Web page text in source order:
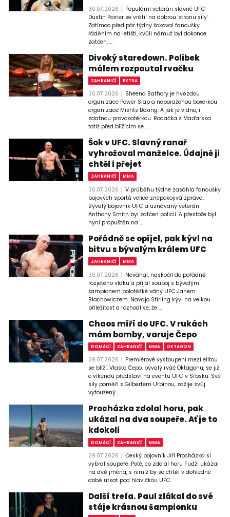
30.07.2026
Populární veterán slavné UFC
Dustin Poirier se vrátil na dobrou 'stranu síly'.
Zatímco před pár týdny šokoval fanoušky
řáděním na letišti, kvůli němuž byl dokonce
zatčen, ...
Divoký staredown. Polibek
málem rozpoutal rvačku
ZAHRANIČÍ EXTRA
30.07.2026
Sheena Bathory je hvězdou
organizace Power Slap a neporaženou boxerkou
organizace Misfits Boxing. A jak je vidno, i
zdatnou provokatérkou. Rodačka z Maďarska
totiž před blížícím se ...
Šok v UFC. Slavný ranař
vyhrožoval manželce. Údajně ji
chtěl i přejet
ZAHRANIČÍ MMA
30.07.2026
V průběhu týdne zasáhla fanoušky
bojových sportů velice znepokojivá zpráva.
Bývalý bojovník UFC a uznávaný veterán
Anthony Smith byl zatčen policií. A přestože byl
nyní propuštěn na ...
Pořádně se opíjel, pak kývl na
bitvu s bývalým králem UFC
ZAHRANIČÍ MMA
30.07.2026
Neváhal, naskočil do pořádně
rozjetého vlaku a přijal souboj s bývalým
šampionem polotěžké váhy UFC Janem
Blachowiczem. Navajo Stirling kývl na velkou
příležitost a rozhodl se, že ...
Chaos míří do UFC. V rukách
mám bomby, varuje Čepo
DOMÁCÍ ZAHRANIČÍ MMA OKTAGON
29.07.2026
Premiérové vystoupení mezi elitou
se blíží. Vlasto Čepo, bývalý rváč Oktagonu, se již
o víkendu představí na eventu UFC v Srbsku. Své
síly poměří s Gilbertem Urbinou, zažije svůj
vytoužený ...
Procházka zdolal horu, pak
ukázal na dva soupeře. Ať je to
kdokoli
DOMÁCÍ ZAHRANIČÍ MMA
29.07.2026
Český bojovník Jiří Procházka si
vybral soupeře. Poté, co zdolal horu Fudži ukázal
na dvě jména, s nimiž by se chtěl v dohledné
době utkat pod hlavičkou UFC.
Další trefa. Paul zlákal do své
stáje krásnou šampionku